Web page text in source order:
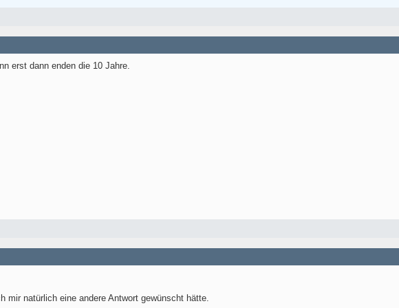
erst dann enden die 10 Jahre.
mir natürlich eine andere Antwort gewünscht hätte.